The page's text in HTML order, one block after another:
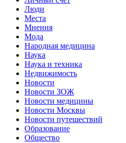
Люди
Места
Мнения
Мода
Народная медицина
Наука
Наука и техника
Недвижимость
Новости
Новости ЗОЖ
Новости медицины
Новости Москвы
Новости путешествий
Образование
Общество